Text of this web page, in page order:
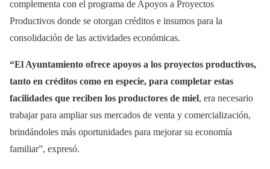
complementa con el programa de Apoyos a Proyectos
Productivos donde se otorgan créditos e insumos para la
consolidación de las actividades económicas.
“El Ayuntamiento ofrece apoyos a los proyectos productivos,
tanto en créditos como en especie, para completar estas
facilidades que reciben los productores de miel, era necesario
trabajar para ampliar sus mercados de venta y comercialización,
brindándoles más oportunidades para mejorar su economía
familiar”, expresó.